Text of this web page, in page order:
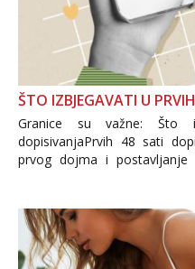
ŠTO IZBJEGAVATI U
Granice su važne: Što
dopisivanjaPrvih 48 sati
prvog dojma i postavljanje
Važno je izbjeći prebrzo
informacija, jer
povjerenje. Takođe...